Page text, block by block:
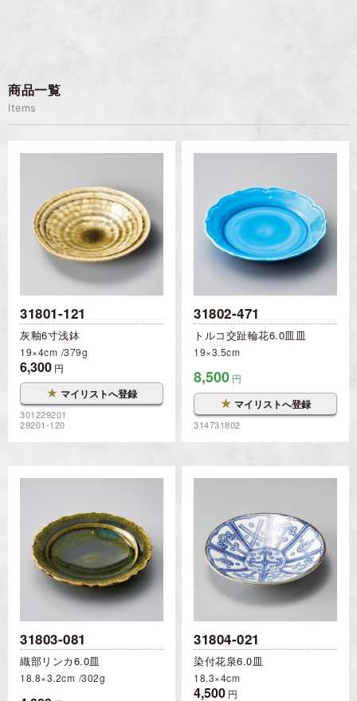
商品一覧
Items
31801-121
灰釉6寸浅鉢
19×4cm 379g
6,300 円
★ マイリストへ登録
301229201
29201-120
31802-471
トルコ交趾輪花6.0皿皿
19×3.5cm
8,500 円
★ マイリストへ登録
314731802
31803-081
織部リンカ6.0皿
18.8×3.2cm 302g
31804-021
染付花泉6.0皿
18.3×4cm
4,500 円